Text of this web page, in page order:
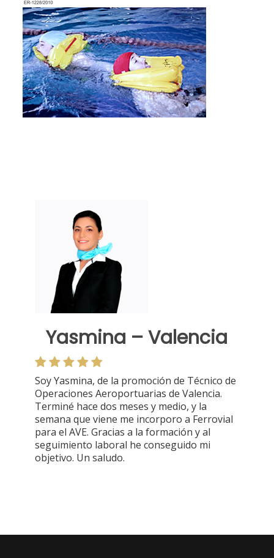
Yasmina – Valencia
Soy Yasmina, de la promoción de Técnico de
Operaciones Aeroportuarias de Valencia.
Terminé hace dos meses y medio, y la
semana que viene me incorporo a Ferrovial
para el AVE. Gracias a la formación y al
seguimiento laboral he conseguido mi
objetivo. Un saludo.